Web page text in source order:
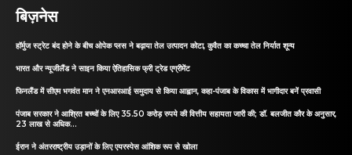
बिज़नेस
हॉर्मुज स्ट्रेट बंद होने के बीच ओपेक प्लस ने बढ़ाया तेल उत्पादन कोटा, कुवैत का कच्चा तेल निर्यात शून्य
भारत और न्यूजीलैंड ने साइन किया ऐतिहासिक फ्री ट्रेड एग्रीमेंट
फिनलैंड में सीएम भगवंत मान ने एनआरआई समुदाय से किया आह्वान, कहा-पंजाब के विकास में भागीदार बनें प्रवासी
पंजाब सरकार ने आश्रित बच्चों के लिए 35.50 करोड़ रुपये की वित्तीय सहायता जारी की; डॉ. बलजीत कौर के अनुसार,
23 लाख से अधिक...
ईरान ने अंतरराष्ट्रीय उड़ानों के लिए एयरस्पेस आंशिक रूप से खोला